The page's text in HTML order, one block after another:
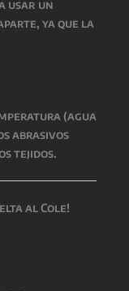
usar un
ya que la
(agua
abrasivos
tejidos.
al Cole!